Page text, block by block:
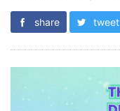
share tweet